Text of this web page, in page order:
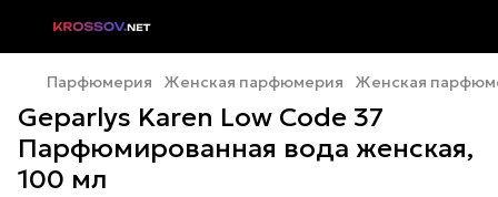
Парфюмерия Женская парфюмерия Женская
Geparlys Karen Low Code 37
Парфюмированная вода женская,
100 мл